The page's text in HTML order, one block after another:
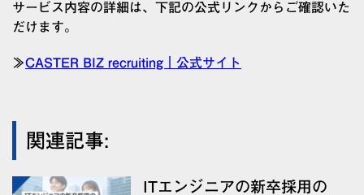
サービス内容の詳細は、下記の公式リンクからご確認いた
だけます。
≫CASTER BIZ recruiting｜公式サイト
関連記事:
ITエンジニアの新卒採用の